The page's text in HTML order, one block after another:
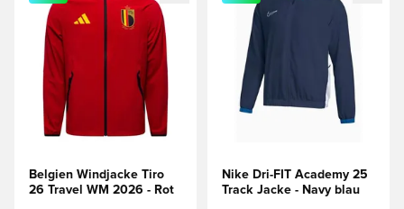
Belgien Windjacke Tiro
26 Travel WM 2026 - Rot
Nike Dri-FIT Academy 25
Track Jacke - Navy blau